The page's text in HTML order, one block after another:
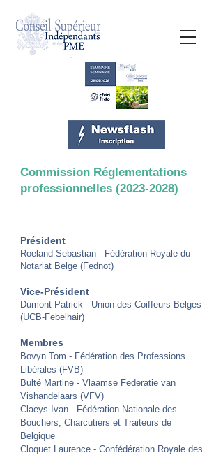
Commission Réglementations
professionnelles (2023-2028)
Président
Roeland Sebastian - Fédération Royale du
Notariat Belge (Fednot)
Vice-Président
Dumont Patrick - Union des Coiffeurs Belges
(UCB-Febelhair)
Membres
Bovyn Tom - Fédération des Professions
Libérales (FVB)
Bulté Martine - Vlaamse Federatie van
Vishandelaars (VFV)
Claeys Ivan - Fédération Nationale des
Bouchers, Charcutiers et Traiteurs de
Belgique
Cloquet Laurence - Confédération Royale des